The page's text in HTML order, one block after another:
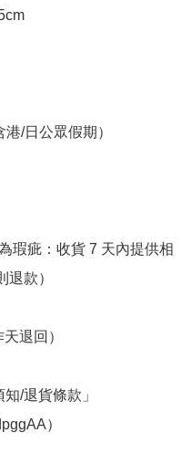
/日公眾假期）
瑕疵：收貨 7 天內提供相
退款）
退回）
/退貨條款」
）